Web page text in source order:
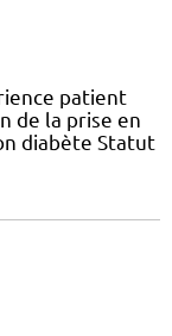
patient
de la prise en
diabète Statut